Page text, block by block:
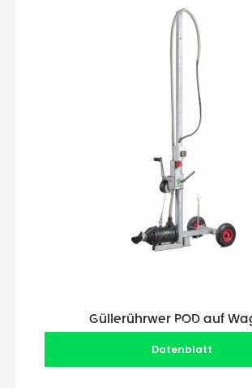
Güllerührwer POD auf
Datenblatt